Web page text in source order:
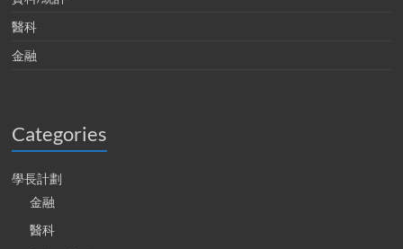
醫科
金融
Categories
學長計劃
金融
醫科